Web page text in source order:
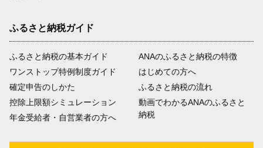
ふるさと納税ガイド
ふるさと納税の基本ガイド
ワンストップ特例制度ガイド
確定申告のしかた
控除上限額シミュレーション
年金受給者・自営業者の方へ
ANAのふるさと納税の特徴
はじめての方へ
ふるさと納税の流れ
動画でわかるANAのふるさと
納税